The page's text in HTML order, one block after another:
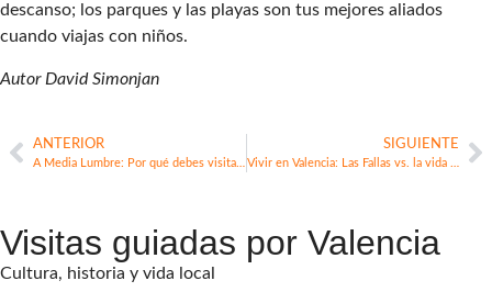
descanso; los parques y las playas son tus mejores aliados
cuando viajas con niños.
Autor David Simonjan
ANTERIOR SIGUIENTE
Visitas guiadas por Valencia
Cultura, historia y vida local